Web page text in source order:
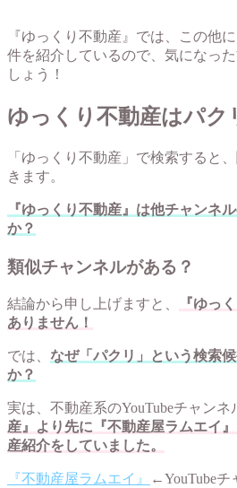
『ゆっくり不動産』では、この他
件を紹介しているので、気になっ
しょう！
ゆっくり不動産はパク
「ゆっくり不動産」で検索すると
きます。
『ゆっくり不動産』は他チャンネ
か？
類似チャンネルがある？
結論から申し上げますと、
『ゆっ
ありません！
では、 なぜ「パクリ」という検索
か？
実は、不動産系のYouTubeチャンネ
産』より先に『不動産屋ラムエイ
産紹介をしていました。
『不動産屋ラムエイ』 ←YouTubeチ